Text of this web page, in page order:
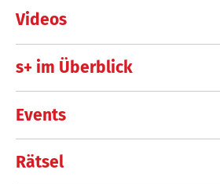
Videos
s+ im Überblick
Events
Rätsel